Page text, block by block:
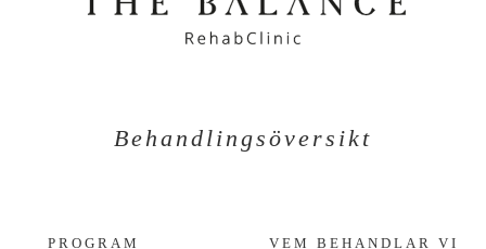
Behandlingsöversikt
PROGRAM VEM BEHANDLAR VI